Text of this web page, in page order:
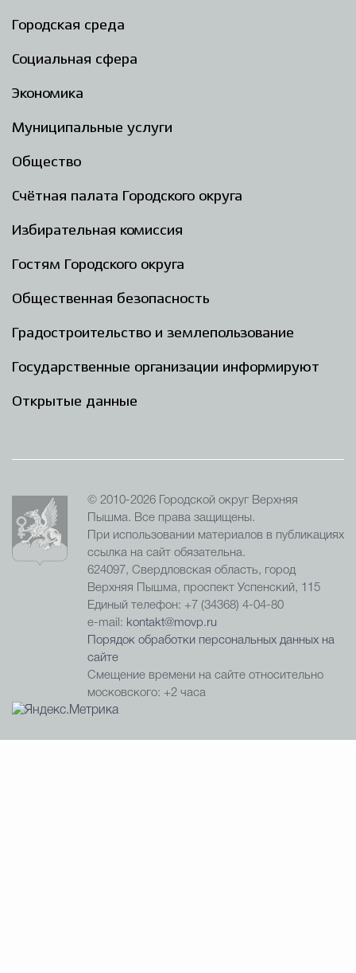
Городская среда
Социальная сфера
Экономика
Муниципальные услуги
Общество
Счётная палата Городского округа
Избирательная комиссия
Гостям Городского округа
Общественная безопасность
Градостроительство и землепользование
Государственные организации информируют
Открытые данные
© 2010-2026 Городской округ Верхняя
Пышма. Все права защищены.
При использовании материалов в публикациях
ссылка на сайт обязательна.
624097, Свердловская область, город
Верхняя Пышма, проспект Успенский, 115
Единый телефон: +7 (34368) 4-04-80
e-mail: kontakt@movp.ru
Порядок обработки персональных данных на
сайте
Смещение времени на сайте относительно
московского: +2 часа